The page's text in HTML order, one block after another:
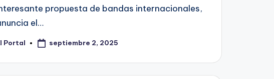
propuesta de bandas internacionales,
el…
Portal septiembre 2, 2025